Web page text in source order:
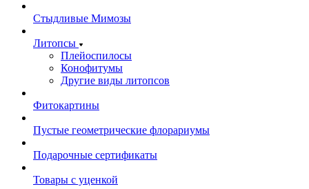
Стыдливые Мимозы
Литопсы
Плейоспилосы
Конофитумы
Другие виды литопсов
Фитокартины
Пустые геометрические флорариумы
Подарочные сертификаты
Товары с уценкой